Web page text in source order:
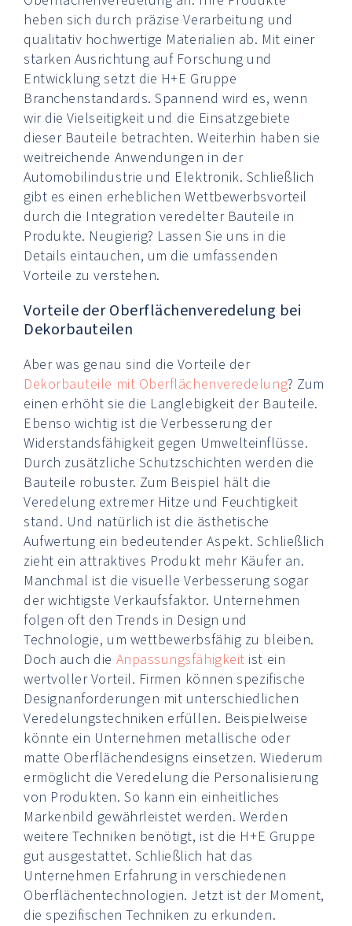
heben sich durch präzise Verarbeitung und
qualitativ hochwertige Materialien ab. Mit einer
starken Ausrichtung auf Forschung und
Entwicklung setzt die H+E Gruppe
Branchenstandards. Spannend wird es, wenn
wir die Vielseitigkeit und die Einsatzgebiete
dieser Bauteile betrachten. Weiterhin haben sie
weitreichende Anwendungen in der
Automobilindustrie und Elektronik. Schließlich
gibt es einen erheblichen Wettbewerbsvorteil
durch die Integration veredelter Bauteile in
Produkte. Neugierig? Lassen Sie uns in die
Details eintauchen, um die umfassenden
Vorteile zu verstehen.
Vorteile der Oberflächenveredelung bei
Dekorbauteilen
Aber was genau sind die Vorteile der
Dekorbauteile mit Oberflächenveredelung? Zum
einen erhöht sie die Langlebigkeit der Bauteile.
Ebenso wichtig ist die Verbesserung der
Widerstandsfähigkeit gegen Umwelteinflüsse.
Durch zusätzliche Schutzschichten werden die
Bauteile robuster. Zum Beispiel hält die
Veredelung extremer Hitze und Feuchtigkeit
stand. Und natürlich ist die ästhetische
Aufwertung ein bedeutender Aspekt. Schließlich
zieht ein attraktives Produkt mehr Käufer an.
Manchmal ist die visuelle Verbesserung sogar
der wichtigste Verkaufsfaktor. Unternehmen
folgen oft den Trends in Design und
Technologie, um wettbewerbsfähig zu bleiben.
Doch auch die Anpassungsfähigkeit ist ein
wertvoller Vorteil. Firmen können spezifische
Designanforderungen mit unterschiedlichen
Veredelungstechniken erfüllen. Beispielweise
könnte ein Unternehmen metallische oder
matte Oberflächendesigns einsetzen. Wiederum
ermöglicht die Veredelung die Personalisierung
von Produkten. So kann ein einheitliches
Markenbild gewährleistet werden. Werden
weitere Techniken benötigt, ist die H+E Gruppe
gut ausgestattet. Schließlich hat das
Unternehmen Erfahrung in verschiedenen
Oberflächentechnologien. Jetzt ist der Moment,
die spezifischen Techniken zu erkunden.